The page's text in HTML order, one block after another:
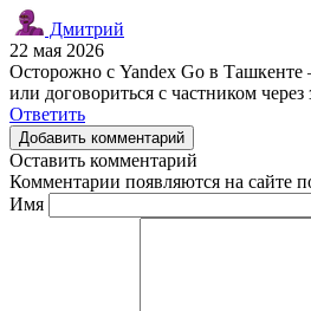
Дмитрий
22 мая 2026
Осторожно с Yandex Go в Ташкенте
или договориться с частником
Ответить
Добавить комментарий
Оставить комментарий
Комментарии появляются на сайте
Имя